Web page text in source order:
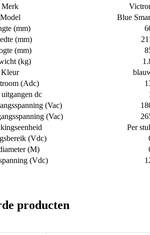
Merk
Model
Blue
(mm)
(mm)
(mm)
(kg)
Kleur
(Adc)
dc
(Vac)
(Vac)
Per
(Vdc)
(M)
(Vdc)
producten